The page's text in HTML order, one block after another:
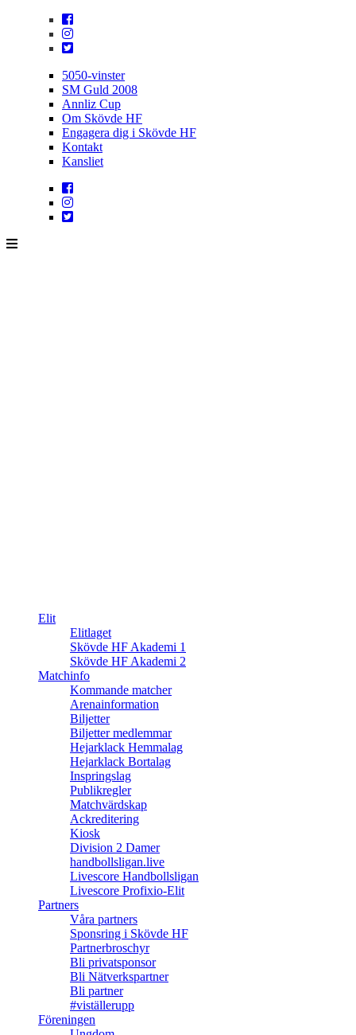
5050-vinster
SM Guld 2008
Annliz Cup
Om Skövde HF
Engagera dig i Skövde HF
Kontakt
Kansliet
Elit
Elitlaget
Skövde HF Akademi 1
Skövde HF Akademi 2
Matchinfo
Kommande matcher
Arenainformation
Biljetter
Biljetter medlemmar
Hejarklack Hemmalag
Hejarklack Bortalag
Inspringslag
Publikregler
Matchvärdskap
Ackreditering
Kiosk
Division 2 Damer
handbollsligan.live
Livescore Handbollsligan
Livescore Profixio-Elit
Partners
Våra partners
Sponsring i Skövde HF
Partnerbroschyr
Bli privatsponsor
Bli Nätverkspartner
Bli partner
#viställerupp
Föreningen